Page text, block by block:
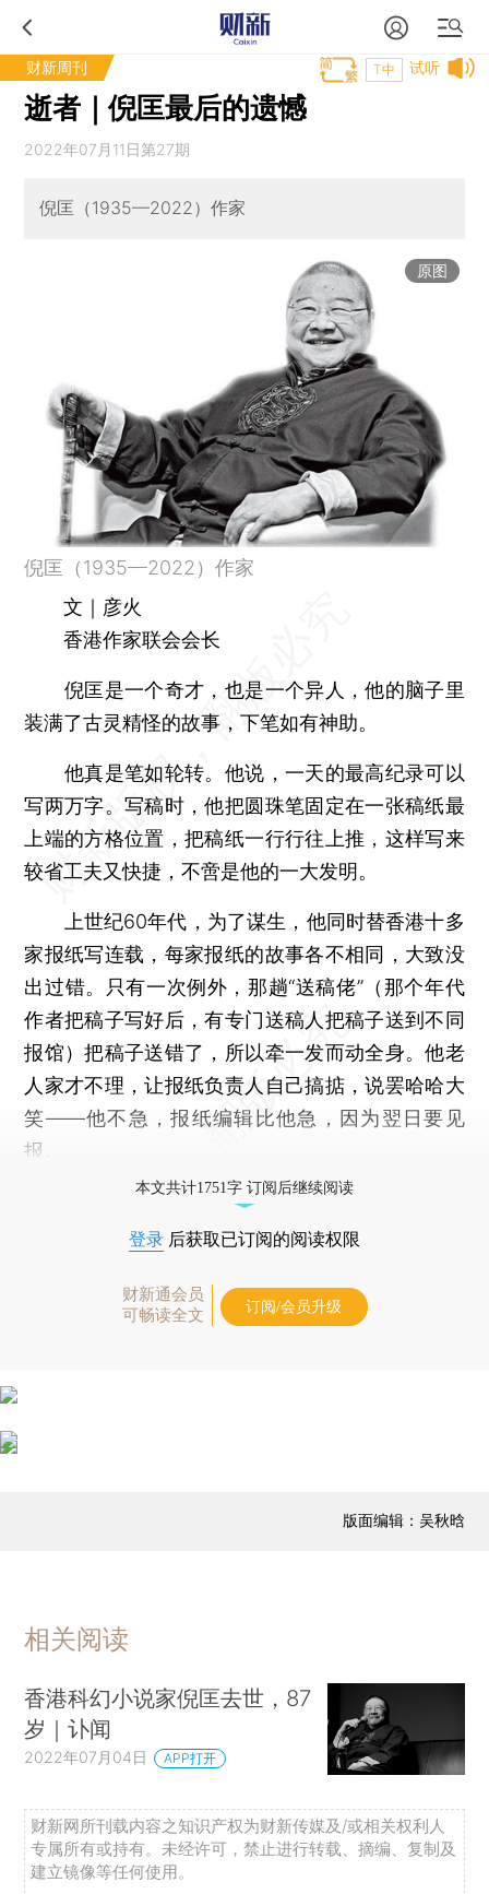
财新周刊 试听
T中
逝者｜倪匡最后的遗憾
2022年07月11日第27期
倪匡（1935—2022）作家
原图
倪匡（1935—2022）作家
文｜彦火
香港作家联会会长
倪匡是一个奇才，也是一个异人，他的脑子里
装满了古灵精怪的故事，下笔如有神助。
他真是笔如轮转。他说，一天的最高纪录可以
写两万字。写稿时，他把圆珠笔固定在一张稿纸最
上端的方格位置，把稿纸一行行往上推，这样写来
较省工夫又快捷，不啻是他的一大发明。
上世纪60年代，为了谋生，他同时替香港十多
家报纸写连载，每家报纸的故事各不相同，大致没
出过错。只有一次例外，那趟“送稿佬”（那个年代
作者把稿子写好后，有专门送稿人把稿子送到不同
报馆）把稿子送错了，所以牵一发而动全身。他老
人家才不理，让报纸负责人自己搞掂，说罢哈哈大
笑——他不急，报纸编辑比他急，因为翌日要见
报。
本文共计1751字 订阅后继续阅读
登录 后获取已订阅的阅读权限
财新通会员
可畅读全文
订阅/会员升级
版面编辑：吴秋晗
相关阅读
香港科幻小说家倪匡去世，87
岁｜讣闻
2022年07月04日 APP打开
财新网所刊载内容之知识产权为财新传媒及/或相关权利人
专属所有或持有。未经许可，禁止进行转载、摘编、复制及
建立镜像等任何使用。